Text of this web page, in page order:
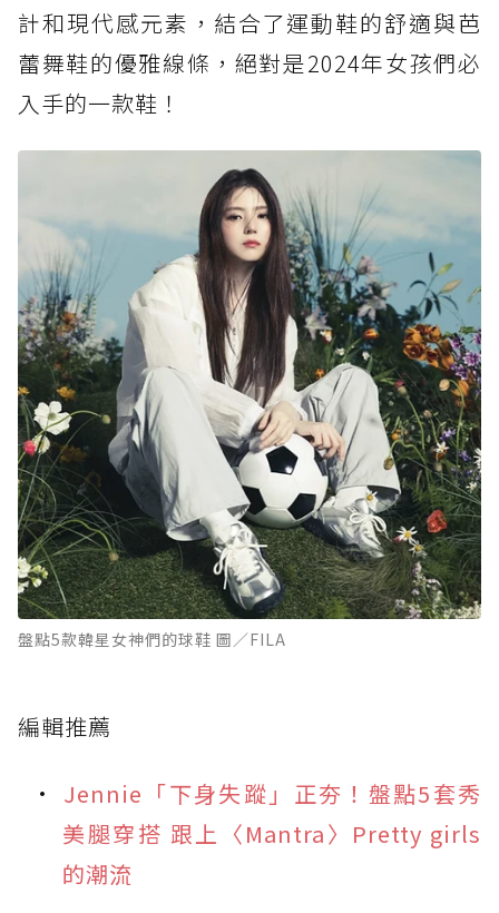
計和現代感元素，結合了運動鞋的舒適與芭
蕾舞鞋的優雅線條，絕對是2024年女孩們必
入手的一款鞋！
盤點5款韓星女神們的球鞋 圖／FILA
編輯推薦
Jennie「下身失蹤」正夯！盤點5套秀
美腿穿搭 跟上〈Mantra〉Pretty girls
的潮流